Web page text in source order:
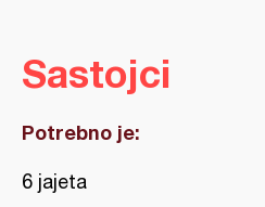
Sastojci
Potrebno je:
6 jajeta